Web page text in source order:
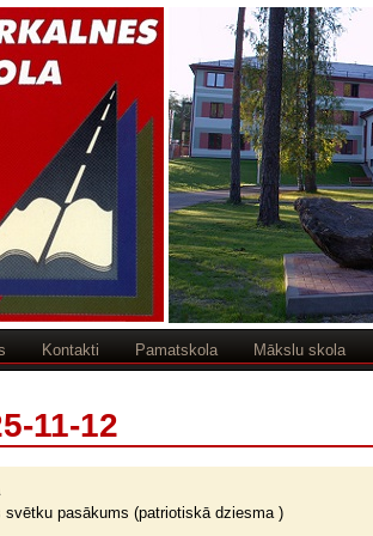
Kontakti Pamatskola Mākslu skola
11-12
svētku pasākums (patriotiskā dziesma )